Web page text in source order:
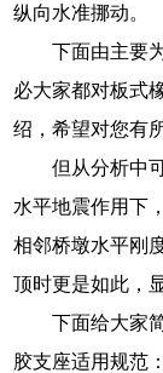
纵向水准挪动。
下面由主要
必大家都对板式
绍，希望对您有
但从分析中
水平地震作用下
相邻桥墩水平刚
顶时更是如此，
下面给大家
胶支座适用规范